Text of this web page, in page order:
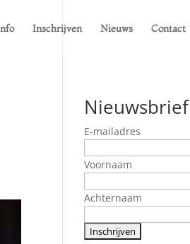
Inschrijven Nieuws Contact
Nieuwsbrief
E-mailadres
Voornaam
Achternaam